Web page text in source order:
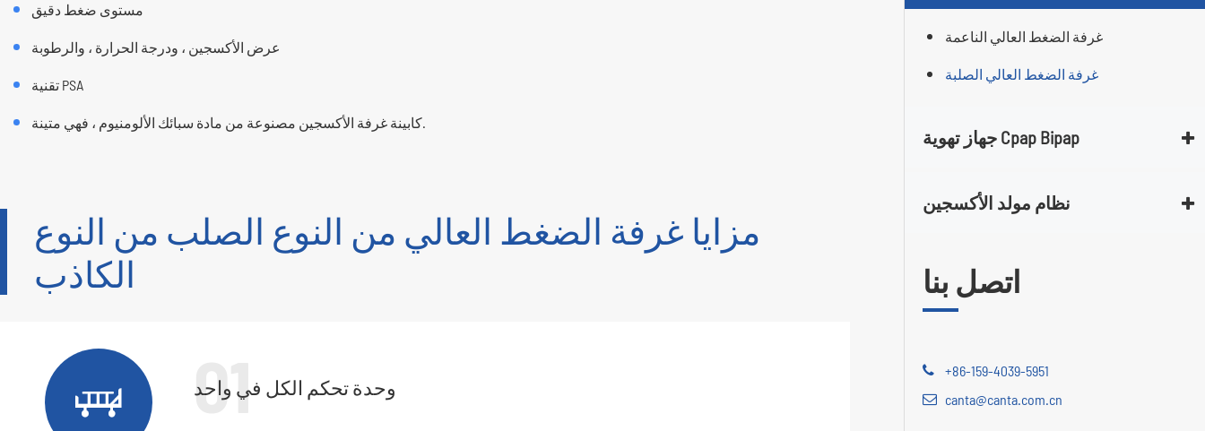
مستوى ضغط دقيق
عرض الأكسجين ، ودرجة الحرارة ، والرطوبة
تقنية PSA
كابينة غرفة الأكسجين مصنوعة من مادة سبائك الألومنيوم ، فهي متينة.
مزايا غرفة الضغط العالي من النوع الصلب من النوع
الكاذب
 01
وحدة تحكم الكل في واحد
غرفة الضغط العالي الناعمة
غرفة الضغط العالي الصلبة
جهاز تهوية Cpap Bipap
نظام مولد الأكسجين
اتصل بنا
+86-159-4039-5951
canta@canta.com.cn